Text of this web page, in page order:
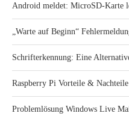
Android meldet: MicroSD-Karte
„Warte auf Beginn“
Schrifterkennung: Eine
Raspberry Pi Vorteile & Nachteile
Problemlösung Windows Live